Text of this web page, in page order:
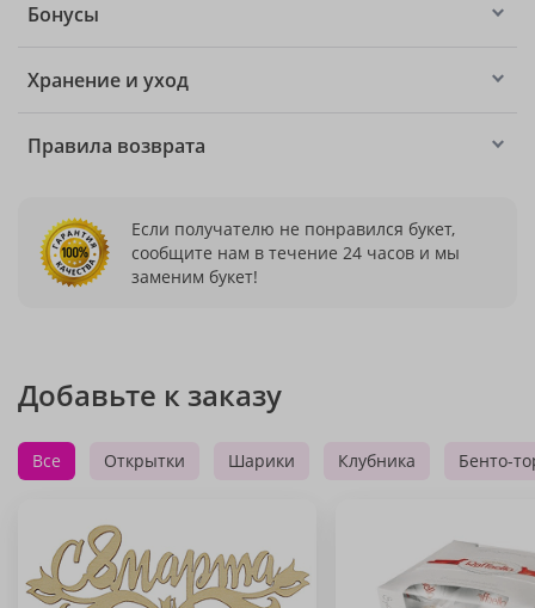
Бонусы
Хранение и уход
Правила возврата
Если получателю не понравился букет,
сообщите нам в течение 24 часов и мы
заменим букет!
Добавьте к заказу
Все Открытки Шарики Клубника Бенто-